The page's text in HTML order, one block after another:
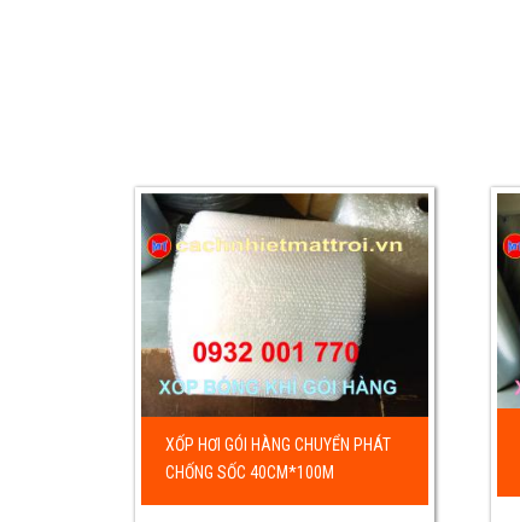
XỐP HƠI GÓI HÀNG CHUYỂN PHÁT
CHỐNG SỐC 40CM*100M